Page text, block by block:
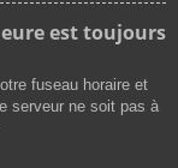
est toujours
fuseau horaire et
serveur ne soit pas à